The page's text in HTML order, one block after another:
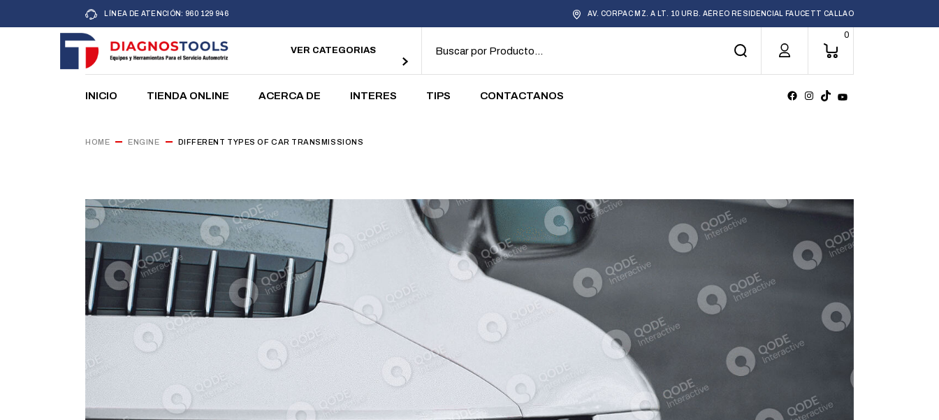
LÍNEA DE ATENCIÓN: 960 129 946 AV. CORPAC MZ. A LT. 10 URB. AÉREO RESIDENCIAL FAUCETT CALLAO
VER CATEGORÍAS
0
INICIO TIENDA ONLINE ACERCA DE
Nuestros Valores
INTERES
Terminos y
TIPS CONTACTANOS
Politica de privacidad
Nuestras Tiendas
HOME ENGINE DIFFERENT TYPES OF CAR TRANSMISSIONS